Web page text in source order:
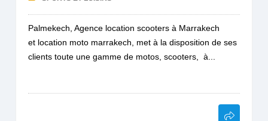
Palmekech, Agence location scooters à Marrakech
et location moto marrakech, met à la disposition de ses
clients toute une gamme de motos, scooters, à...